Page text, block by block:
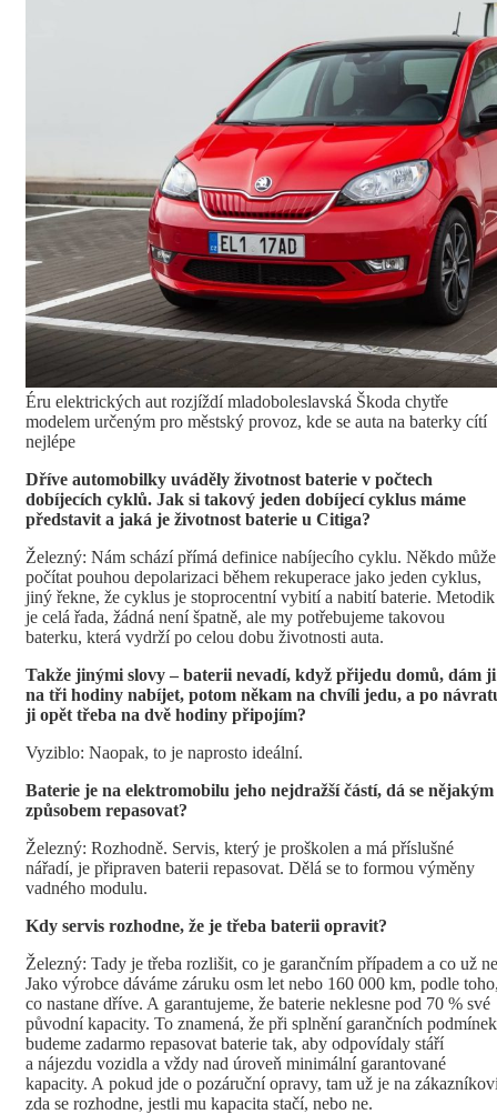
Éru elektrických aut rozjíždí mladoboleslavská Škoda chytře
modelem určeným pro městský provoz, kde se auta na baterky cítí
nejlépe
Dříve automobilky uváděly životnost baterie v počtech
dobíjecích cyklů. Jak si takový jeden dobíjecí cyklus máme
představit a jaká je životnost baterie u Citiga?
Železný: Nám schází přímá definice nabíjecího cyklu. Někdo může
počítat pouhou depolarizaci během rekuperace jako jeden cyklus,
jiný řekne, že cyklus je stoprocentní vybití a nabití baterie. Metodik
je celá řada, žádná není špatně, ale my potřebujeme takovou
baterku, která vydrží po celou dobu životnosti auta.
Takže jinými slovy – baterii nevadí, když přijedu domů, dám ji
na tři hodiny nabíjet, potom někam na chvíli jedu, a po
ji opět třeba na dvě hodiny připojím?
Vyziblo: Naopak, to je naprosto ideální.
Baterie je na elektromobilu jeho nejdražší částí, dá se nějakým
způsobem repasovat?
Železný: Rozhodně. Servis, který je proškolen a má příslušné
nářadí, je připraven baterii repasovat. Dělá se to formou výměny
vadného modulu.
Kdy servis rozhodne, že je třeba baterii opravit?
Železný: Tady je třeba rozlišit, co je garančním případem a co už
Jako výrobce dáváme záruku osm let nebo 160 000 km, podle
co nastane dříve. A garantujeme, že baterie neklesne pod 70 % své
původní kapacity. To znamená, že při splnění garančních podmínek
budeme zadarmo repasovat baterie tak, aby odpovídaly stáří
a nájezdu vozidla a vždy nad úroveň minimální garantované
kapacity. A pokud jde o pozáruční opravy, tam už je na
zda se rozhodne, jestli mu kapacita stačí, nebo ne.